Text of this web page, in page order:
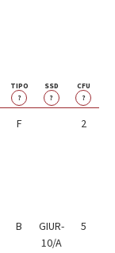
TIPO
?
SSD
?
CFU
?
F 2
B
GIUR-
10/A
5